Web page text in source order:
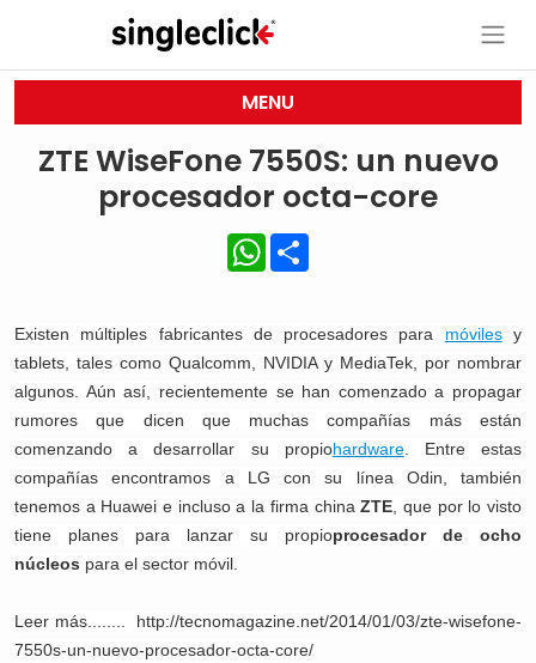
MENU
ZTE WiseFone 7550S: un nuevo
procesador octa-core
WhatsApp
Existen múltiples fabricantes de procesadores para móvilesy
tablets, tales como Qualcomm, NVIDIA y MediaTek, por nombrar
algunos. Aún así, recientemente se han comenzado a propagar
rumores que dicen que muchas compañías más están
comenzando a desarrollar su propiohardware. Entre estas
compañías encontramos a LG con su línea Odin, también
tenemos a Huawei e incluso a la firma chinaZTE , que por lo visto
tiene planes para lanzar su propioprocesador de ocho
núcleos para el sector móvil.
Leer más........ http://tecnomagazine.net/2014/01/03/zte-wisefone-
7550s-un-nuevo-procesador-octa-core/